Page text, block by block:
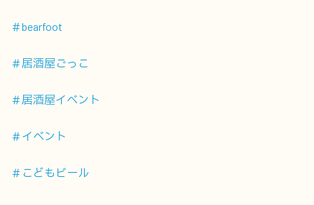
＃bearfoot
＃居酒屋ごっこ
＃居酒屋イベント
＃イベント
＃こどもビール